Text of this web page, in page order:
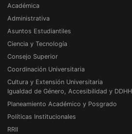
Académica
Administrativa
Asuntos Estudiantiles
Ciencia y Tecnología
Consejo Superior
Coordinación Universitaria
Cultura y Extensión Universitaria
Igualdad de Género, Accesibilidad y DDHH
Planeamiento Académico y Posgrado
Políticas Institucionales
RRII